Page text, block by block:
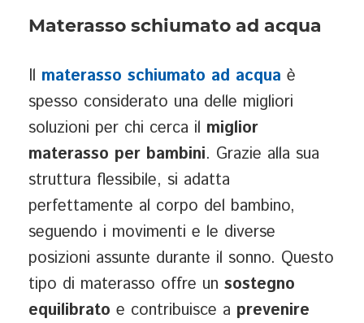
Materasso schiumato ad acqua
Il materasso schiumato ad acqua è
spesso considerato una delle migliori
soluzioni per chi cerca il miglior
materasso per bambini. Grazie alla sua
struttura flessibile, si adatta
perfettamente al corpo del bambino,
seguendo i movimenti e le diverse
posizioni assunte durante il sonno. Questo
tipo di materasso offre un sostegno
equilibrato e contribuisce a prevenire